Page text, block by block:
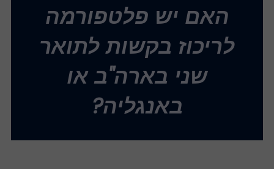
האם יש פלטפורמה
לריכוז בקשות לתואר
שני בארה"ב או
באנגליה?